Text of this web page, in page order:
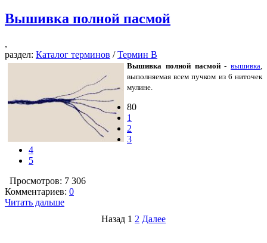
Вышивка полной пасмой
,
раздел: Каталог терминов /Термин В
Вышивка полной пасмой- вышивка,
выполняемая всем пучком из 6 ниточек
мулине.
80
1
2
3
4
5
Просмотров: 7 306
Комментариев: 0
Читать дальше
Назад 1 2 Далее